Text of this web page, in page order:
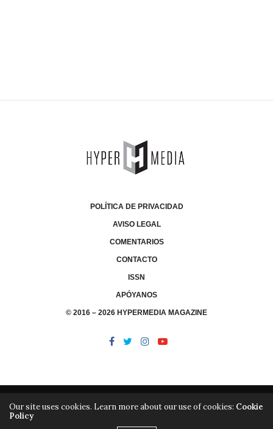
POLÍTICA DE PRIVACIDAD
AVISO LEGAL
COMENTARIOS
CONTACTO
ISSN
APÓYANOS
© 2016 – 2026 HYPERMEDIA MAGAZINE
LIBRERÍA
Our site uses cookies. Learn more about our use of cookies: Cookie
Policy